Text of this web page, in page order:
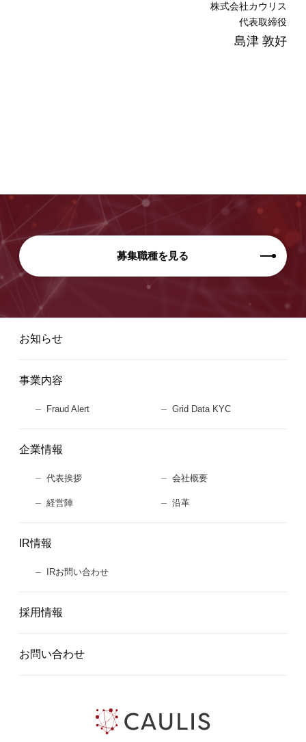
株式会社カウリス
代表取締役
島津 敦好
募集職種を見る
お知らせ
事業内容
Fraud Alert Grid Data KYC
企業情報
代表挨拶 会社概要
経営陣 沿革
IR情報
IRお問い合わせ
採用情報
お問い合わせ